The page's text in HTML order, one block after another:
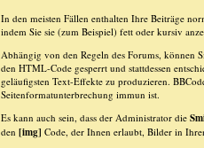
In den meisten Fällen enthalten Ihre Beiträge
indem Sie sie (zum Beispiel) fett oder kursiv
Abhängig von den Regeln des Forums, können
den HTML-Code gesperrt und stattdessen
geläufigsten Text-Effekte zu produzieren.
Seitenformatunterbrechung immun ist.
Es kann auch sein, dass der Administrator die
den [img] Code, der Ihnen erlaubt, Bilder in